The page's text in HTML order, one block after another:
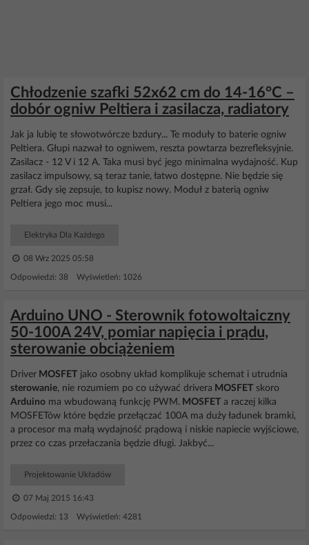
Chłodzenie szafki 52x62 cm do 14-16°C –
dobór ogniw Peltiera i zasilacza, radiatory
Jak ja lubię te słowotwórcze bzdury... Te moduły to baterie ogniw
Peltiera. Głupi nazwał to ogniwem, reszta powtarza bezrefleksyjnie.
Zasilacz - 12 V i 12 A. Taka musi być jego minimalna wydajność. Kup
zasilacz impulsowy, są teraz tanie, łatwo dostępne. Nie będzie się
grzał. Gdy się zepsuje, to kupisz nowy. Moduł z baterią ogniw
Peltiera jego moc musi...
Elektryka Dla Każdego
08 Wrz 2025 05:58
Odpowiedzi: 38 Wyświetleń: 1026
Arduino UNO - Sterownik fotowoltaiczny
50-100A 24V, pomiar napięcia i prądu,
sterowanie obciążeniem
Driver MOSFET jako osobny układ komplikuje schemat i utrudnia
sterowanie, nie rozumiem po co używać drivera MOSFET skoro
Arduino ma wbudowaną funkcję PWM. MOSFET a raczej kilka
MOSFETów które będzie przełączać 100A ma duży ładunek bramki,
a procesor ma małą wydajność prądową i niskie napiecie wyjściowe,
przez co czas przełaczania będzie długi. Jakbyć...
Projektowanie Układów
07 Maj 2015 16:43
Odpowiedzi: 13 Wyświetleń: 4281